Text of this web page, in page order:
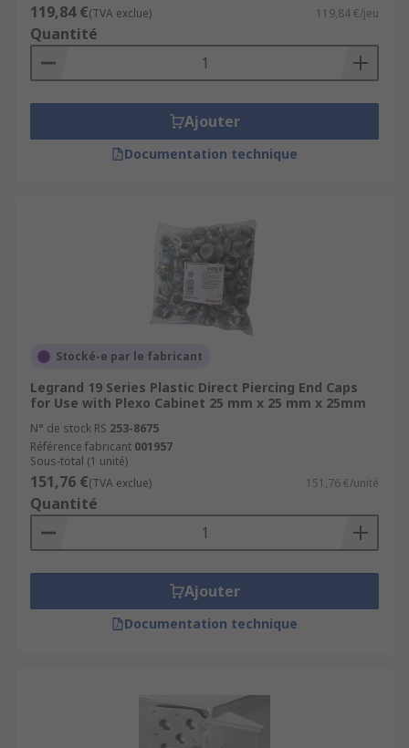
119,84 €(TVA exclue) 119,84 €/jeu
Quantité
Ajouter
Documentation technique
Stocké-e par le fabricant
Legrand 19 Series Plastic Direct Piercing End Caps
for Use with Plexo Cabinet 25 mm x 25 mm x 25mm
N° de stock RS 253-8675
Référence fabricant 001957
Sous-total (1 unité)
151,76 €(TVA exclue) 151,76 €/unité
Quantité
Ajouter
Documentation technique